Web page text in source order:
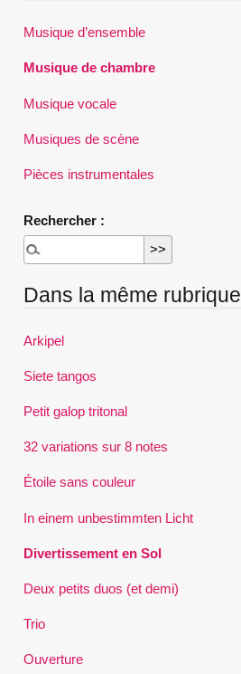
Musique d’ensemble
Musique de chambre
Musique vocale
Musiques de scène
Pièces instrumentales
Rechercher :
Dans la même rubrique
Arkipel
Siete tangos
Petit galop tritonal
32 variations sur 8 notes
Étoile sans couleur
In einem unbestimmten Licht
Divertissement en Sol
Deux petits duos (et demi)
Trio
Ouverture